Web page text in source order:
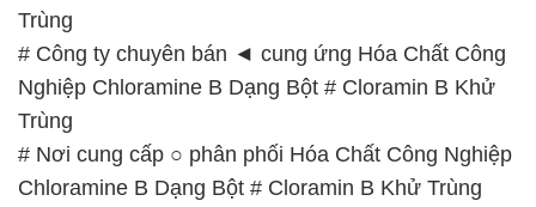
Trùng
# Công ty chuyên bán ◄ cung ứng Hóa Chất Công
Nghiệp Chloramine B Dạng Bột # Cloramin B Khử
Trùng
# Nơi cung cấp ○ phân phối Hóa Chất Công Nghiệp
Chloramine B Dạng Bột # Cloramin B Khử Trùng